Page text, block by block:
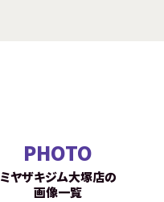
PHOTO
ミヤザキジム大塚店の
画像一覧